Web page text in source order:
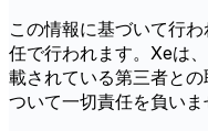
この情報に基づいて行
任で行われます。Xeは
載されている第三者と
ついて一切責任を負いま